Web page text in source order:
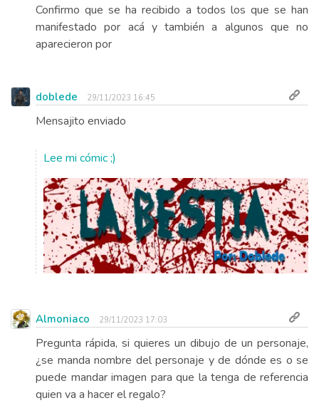
Confirmo que se ha recibido a todos los que se han
manifestado por acá y también a algunos que no
aparecieron por
doblede 29/11/2023 16:45
Mensajito enviado
Lee mi cómic ;)
Almoniaco 29/11/2023 17:03
Pregunta rápida, si quieres un dibujo de un personaje,
¿se manda nombre del personaje y de dónde es o se
puede mandar imagen para que la tenga de referencia
quien va a hacer el regalo?